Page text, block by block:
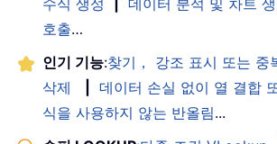
수식 생성
데이터 분석 및 차트
호출…
인기 기능:찾기， 강조 표시 또는 중
삭제
데이터 손실 없이 열 결합
식을 사용하지 않는 반올림...